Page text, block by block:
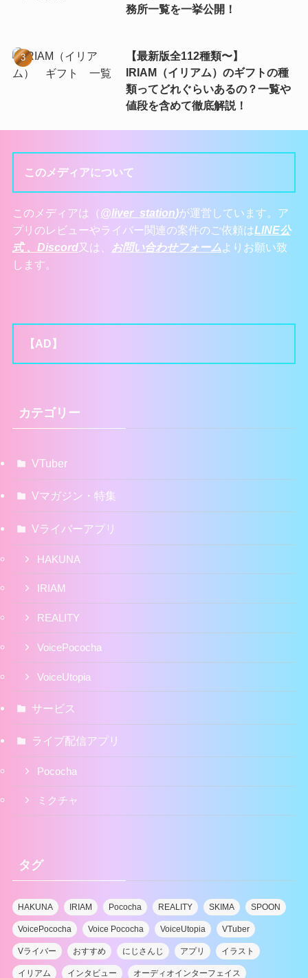
務所一覧を一挙公開！
【最新版全112種類〜】
IRIAM（イリアム）のギフトの種
類ってどれぐらいあるの？一覧や
値段を含めて徹底解説！
このメディアについて
このメディアは（ @liver_station)が運営しています。ア
プリのレビューやライバー関連の案件のご依頼はLINE公
式 、 Discord又は、 お問い合わせフォーム よりお願い致
します。
【AD】
カテゴリー
VTuber
Vマガジン・特集
Vライバーアプリ
HAKUNA
IRIAM
REALITY
VoicePococha
VoiceUtopia
サービス
ライブ配信アプリ
Pococha
ミクチャ
タグ
HAKUNA IRIAM Pococha REALITY SKIMA SPOON
VoicePococha Voice Pococha VoiceUtopia VTuber
Vライバー おすすめ にじさんじ アプリ イラスト
イリアム インタビュー オーディオインターフェイス